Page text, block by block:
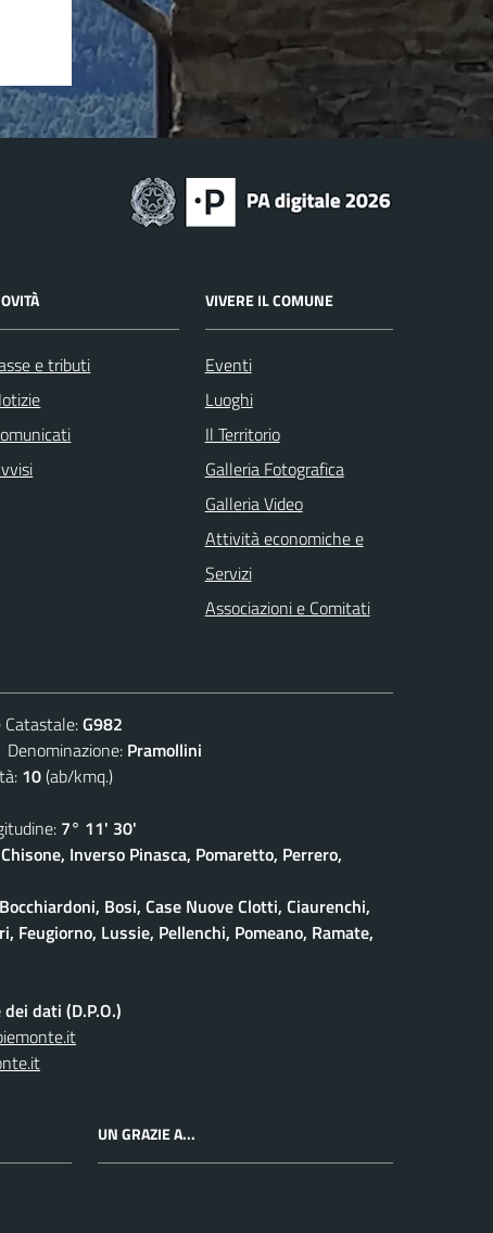
e tributi
VIVERE IL COMUNE
Eventi
Luoghi
Il Territorio
Galleria Fotografica
Galleria Video
Attività economiche e
Servizi
Associazioni e Comitati
G982
Denominazione: Pramollini
10(ab/kmq.)
7° 11' 30'
Inverso Pinasca, Pomaretto, Perrero,
Bosi, Case Nuove Clotti, Ciaurenchi,
Feugiorno, Lussie, Pellenchi, Pomeano, Ramate,
dati (D.P.O.)
UN GRAZIE A...